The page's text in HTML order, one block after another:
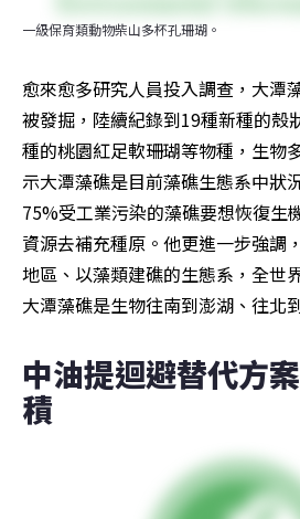
一級保育類動物柴山多杯孔珊瑚。
愈來愈多研究人員投入調查，大潭
被發掘，陸續紀錄到19種新種的殼
種的桃園紅足軟珊瑚等物種，生物
示大潭藻礁是目前藻礁生態系中狀
75%受工業污染的藻礁要想恢復生
資源去補充種原。他更進一步強調
地區、以藻類建礁的生態系，全世
大潭藻礁是生物往南到澎湖、往北
中油提迴避替代方
積